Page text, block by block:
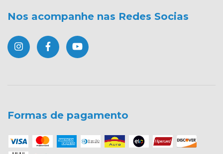
Nos acompanhe nas Redes Socias
Formas de pagamento